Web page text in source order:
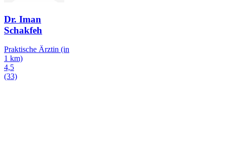
Dr. Iman
Schakfeh
Praktische Ärztin (in
1 km)
4,5
(33)